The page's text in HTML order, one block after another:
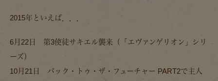
2015年といえば．．．
6月22日 第3使徒サキエル襲来（「エヴァンゲリオン」シリ
ーズ）
10月21日 バック・トゥ・ザ・フューチャー PART2で主人